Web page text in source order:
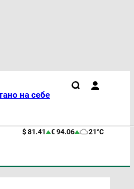
на себе
$ 81.41 € 94.06 21°C